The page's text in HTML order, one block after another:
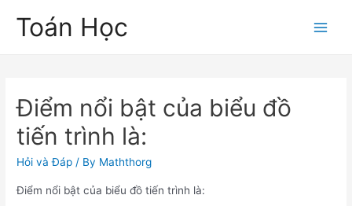
Toán Học
Điểm nổi bật của biểu đồ
tiến trình là:
Hỏi và Đáp / By Maththorg
Điểm nổi bật của biểu đồ tiến trình là: